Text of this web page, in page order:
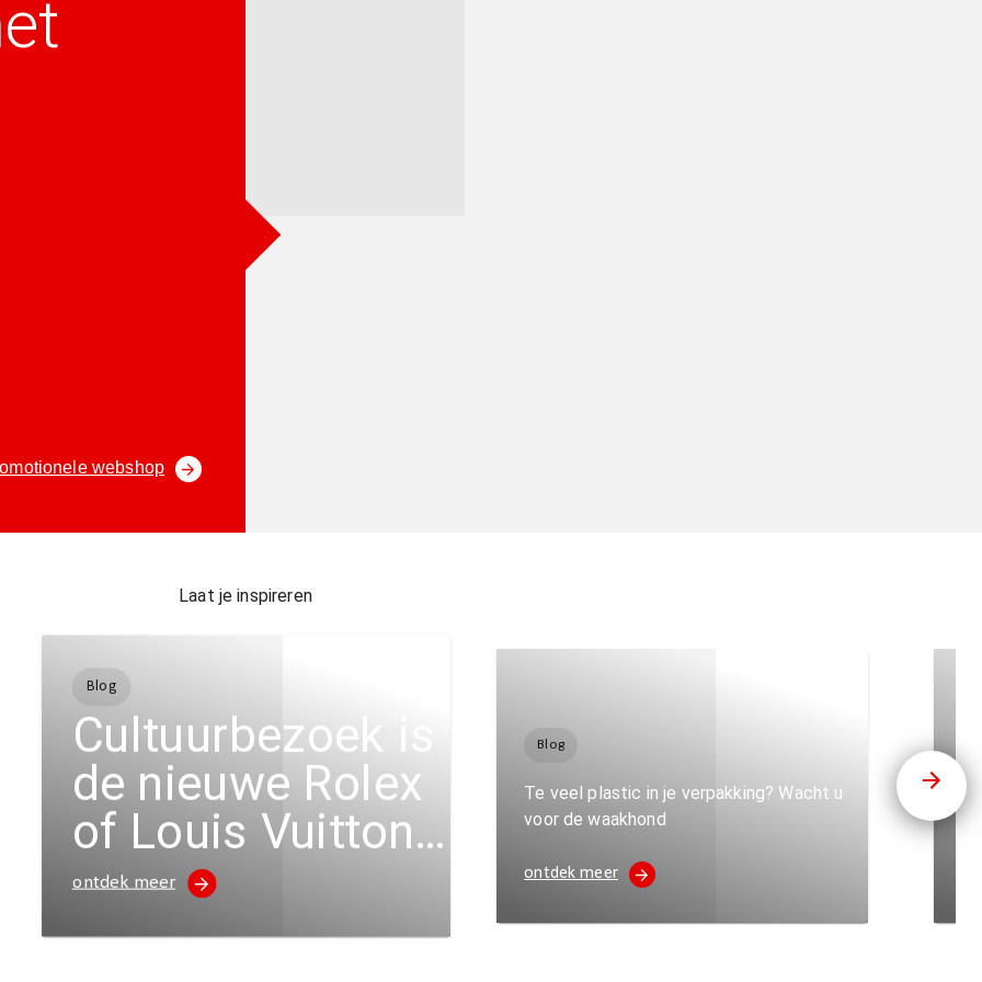
webshop
Laat je inspireren
Blog
Cultuurbezoek is
de nieuwe Rolex
of Louis Vuitton-
tas
ontdek meer
Blog
Te veel plastic in je verpakking? Wacht u
voor de waakhond
ontdek meer